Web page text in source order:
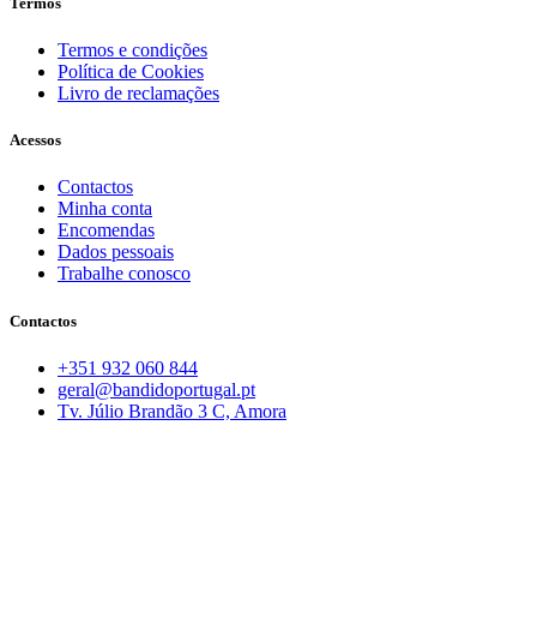
Termos e condições
Política de Cookies
Livro de reclamações
Acessos
Contactos
Minha conta
Encomendas
Dados pessoais
Trabalhe conosco
Contactos
+351 932 060 844
geral@bandidoportugal.pt
Tv. Júlio Brandão 3 C, Amora